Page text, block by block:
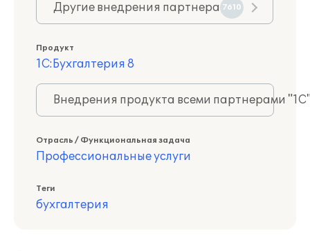
Другие внедрения партнера 7610
Продукт
1С:Бухгалтерия 8
Внедрения продукта всеми партнерами
Отрасль / Функциональная задача
Профессиональные услуги
Теги
бухгалтерия